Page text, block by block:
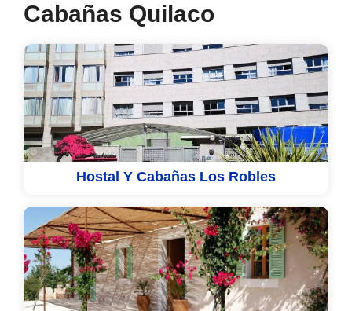
Cabañas Quilaco
Hostal Y Cabañas Los Robles